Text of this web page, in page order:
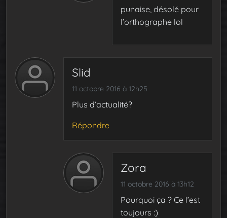
punaise, désolé pour
l’orthographe lol
Slid
11 octobre 2016 à 12h25
Plus d’actualité?
Répondre
Zora
11 octobre 2016 à 13h12
Pourquoi ça ? Ce l’est
toujours :)